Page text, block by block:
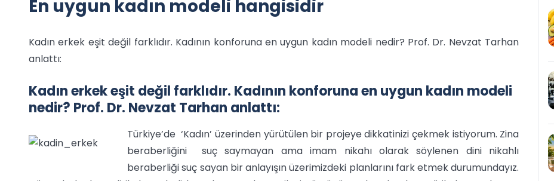
En uygun kadın modeli hangisidir
Kadın erkek eşit değil farklıdır. Kadının konforuna en uygun kadın modeli nedir? Prof. Dr. Nevzat Tarhan
anlattı:
Kadın erkek eşit değil farklıdır. Kadının konforuna en uygun kadın modeli
nedir? Prof. Dr. Nevzat Tarhan anlattı:
Türkiye’de ‘Kadın’ üzerinden yürütülen bir projeye dikkatinizi çekmek istiyorum. Zina
beraberliğini suç saymayan ama imam nikahı olarak söylenen dini nikahlı
beraberliği suç sayan bir anlayışın üzerimizdeki planlarını fark etmek durumundayız.